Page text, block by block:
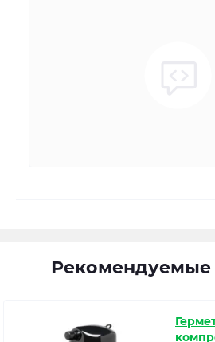
Рекомендуемые